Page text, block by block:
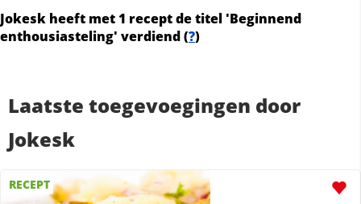
Jokesk heeft met 1 recept de titel 'Beginnend
enthousiasteling' verdiend (?)
Laatste toegevoegingen door
Jokesk
RECEPT